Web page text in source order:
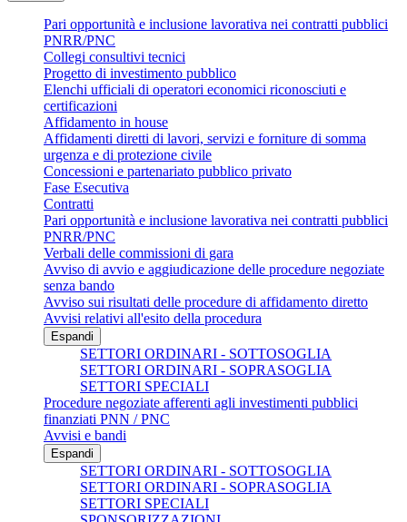
Pari opportunità e inclusione lavorativa nei contratti pubblici
PNRR/PNC
Collegi consultivi tecnici
Progetto di investimento pubblico
Elenchi ufficiali di operatori economici riconosciuti e
certificazioni
Affidamento in house
Affidamenti diretti di lavori, servizi e forniture di somma
urgenza e di protezione civile
Concessioni e partenariato pubblico privato
Fase Esecutiva
Contratti
Pari opportunità e inclusione lavorativa nei contratti pubblici
PNRR/PNC
Verbali delle commissioni di gara
Avviso di avvio e aggiudicazione delle procedure negoziate
senza bando
Avviso sui risultati delle procedure di affidamento diretto
Avvisi relativi all'esito della procedura
Espandi
SETTORI ORDINARI - SOTTOSOGLIA
SETTORI ORDINARI - SOPRASOGLIA
SETTORI SPECIALI
Procedure negoziate afferenti agli investimenti pubblici
finanziati PNN / PNC
Avvisi e bandi
Espandi
SETTORI ORDINARI - SOTTOSOGLIA
SETTORI ORDINARI - SOPRASOGLIA
SETTORI SPECIALI